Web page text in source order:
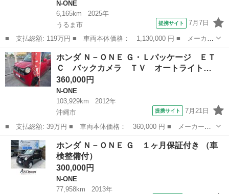
N-ONE
6,165km
2025年
うるま市
提携サイト 7月7日
■ 支払総額: 119万円 ■ 車両本体価格： 1,130,000 円 ■ メーカー
名： ホンダ ■ 車種名： Ｎ－ＯＮＥ ■ グレード名： オリジナ
ル ホンダ純正ワイドナビ フルセグ Ｂｌｕｅｔｏｏｔｈ ＤＶ
Ｄ バックモ...
沖縄 うるま市 N-ONE
ホンダ Ｎ－ＯＮＥ Ｇ・Ｌパッケージ ＥＴ
Ｃ バックカメラ ＴＶ オートライト…
360,000円
N-ONE
103,929km
2012年
沖縄市
提携サイト 7月21日
■ 支払総額: 39万円 ■ 車両本体価格： 360,000 円 ■ メーカー
名： ホンダ ■ 車種名： Ｎ－ＯＮＥ ■ グレード名： Ｇ・Ｌパ
ッケージ ＥＴＣ バックカメラ ＴＶ オートライト ＨＩＤ ス
マートキー アイ...
沖縄 沖縄市 N-ONE
ホンダ Ｎ－ＯＮＥ Ｇ １ヶ月保証付き （車
検整備付）
300,000円
N-ONE
77,958km
2013年